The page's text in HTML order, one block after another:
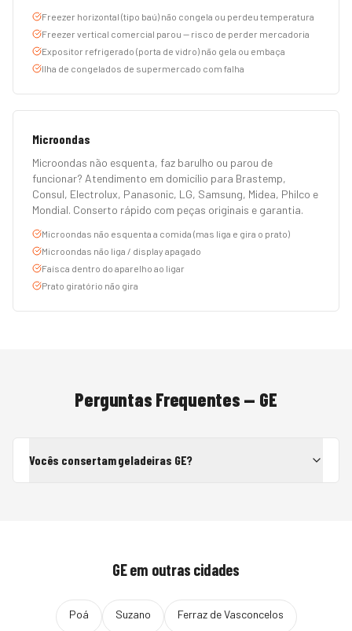
Freezer horizontal (tipo baú) não congela ou perdeu temperatura
Freezer vertical comercial parou — risco de perder mercadoria
Expositor refrigerado (porta de vidro) não gela ou embaça
Ilha de congelados de supermercado com falha
Microondas
Microondas não esquenta, faz barulho ou parou de
funcionar? Atendimento em domicílio para Brastemp,
Consul, Electrolux, Panasonic, LG, Samsung, Midea, Philco e
Mondial. Conserto rápido com peças originais e garantia.
Microondas não esquenta a comida (mas liga e gira o prato)
Microondas não liga / display apagado
Faísca dentro do aparelho ao ligar
Prato giratório não gira
Perguntas Frequentes — GE
Vocês consertam geladeiras GE?
GEem outras cidades
Poá Suzano Ferraz de Vasconcelos